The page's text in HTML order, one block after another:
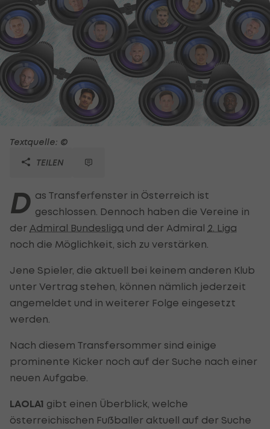
Textquelle: ©
TEILEN
D as Transferfenster in Österreich ist
geschlossen. Dennoch haben die Vereine in
der Admiral Bundesliga und der Admiral 2. Liga
noch die Möglichkeit, sich zu verstärken.
Jene Spieler, die aktuell bei keinem anderen Klub
unter Vertrag stehen, können nämlich jederzeit
angemeldet und in weiterer Folge eingesetzt
werden.
Nach diesem Transfersommer sind einige
prominente Kicker noch auf der Suche nach einer
neuen Aufgabe.
LAOLA1 gibt einen Überblick, welche
österreichischen Fußballer aktuell auf der Suche